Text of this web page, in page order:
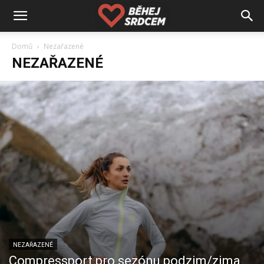
Domů Nezařazené
NEZAŘAZENÉ
NEZAŘAZENÉ
Compressport pro sezónu podzim/zima